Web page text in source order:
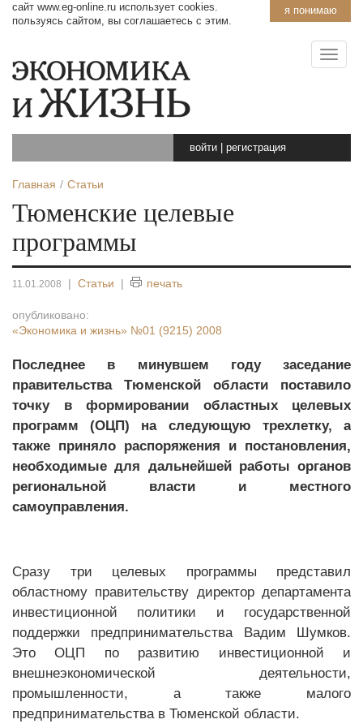
я понимаю
сайт www.eg-online.ru использует cookies.
пользуясь сайтом, вы соглашаетесь с этим.
войти регистрация
Главная Статьи
Тюменские целевые
программы
11.01.2008 | Статьи | печать
опубликовано:
«Экономика и жизнь» №01 (9215) 2008
Последнее в минувшем году заседание
правительства Тюменской области поставило
точку в формировании областных целевых
программ (ОЦП) на следующую трехлетку, а
также приняло распоряжения и постановления,
необходимые для дальнейшей работы органов
региональной власти и местного
самоуправления.
Сразу три целевых программы представил
областному правительству директор департамента
инвестиционной политики и государственной
поддержки предпринимательства Вадим Шумков.
Это ОЦП по развитию инвестиционной и
внешнеэкономической деятельности,
промышленности, а также малого
предпринимательства в Тюменской области.